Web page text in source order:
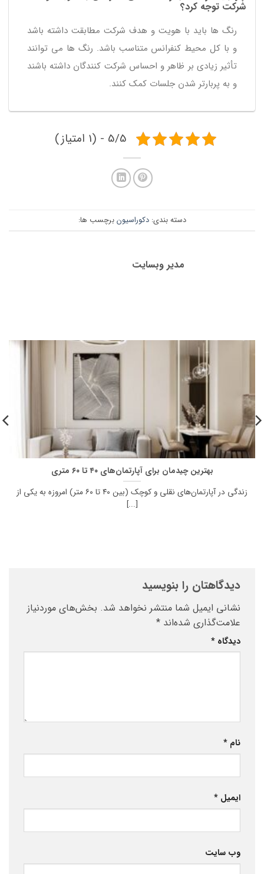
شرکت توجه کرد؟
رنگ ها باید با هویت و هدف شرکت مطابقت داشته باشد
و با کل محیط کنفرانس متناسب باشد. رنگ ها می توانند
تأثیر زیادی بر ظاهر و احساس شرکت کنندگان داشته باشند
و به پربارتر شدن جلسات کمک کنند.
5/5 - (1 امتیاز)
دسته بندی:دکوراسیون برچسب ها:
مدیر وبسایت
بهترین چیدمان برای آپارتمان‌های ۴۰ تا ۶۰ متری
زندگی در آپارتمان‌های نقلی و کوچک (بین ۴۰ تا ۶۰ متر) امروزه به یکی از
[...]
دیدگاهتان را بنویسید
نشانی ایمیل شما منتشر نخواهد شد. بخش‌های موردنیاز
علامت‌گذاری شده‌اند *
دیدگاه *
نام *
ایمیل *
وب‌ سایت